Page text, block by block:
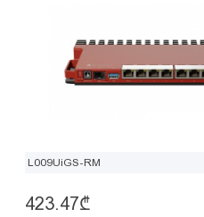
L009UiGS-RM
423.47₾